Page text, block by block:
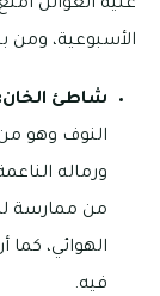
عليه العوائل
الأسبوعية، ومن
شاطئ الخان:
النوف وهو
ورماله
من ممارسة
الهوائي،
فيه.